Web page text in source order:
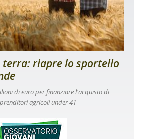
terra: riapre lo sportello
di euro per finanziare l'acquisto di
agricoli under 41